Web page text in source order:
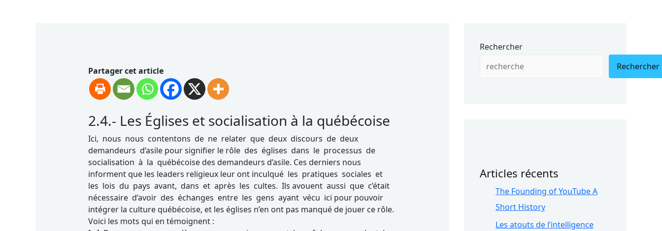
Partager cet article
2.4.- Les Églises et socialisation à la québécoise
Ici, nous nous contentons de ne relater que deux discours de deux
demandeurs d’asile pour signifier le rôle des églises dans le processus de
socialisation à la québécoise des demandeurs d’asile. Ces derniers nous
informent que les leaders religieux leur ont inculqué les pratiques sociales et
les lois du pays avant, dans et après les cultes. Ils avouent aussi que c’était
nécessaire d’avoir des échanges entre les gens ayant vécu ici pour pouvoir
intégrer la culture québécoise, et les églises n’en ont pas manqué de jouer ce rôle.
Voici les mots qui en témoignent :
Rechercher
Rechercher
Articles récents
The Founding of YouTube A
Short History
Les atouts de l’intelligence